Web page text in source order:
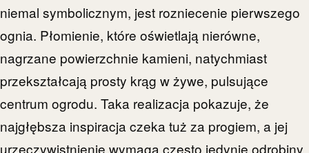
niemal symbolicznym, jest rozniecenie pierwszego
ognia. Płomienie, które oświetlają nierówne,
nagrzane powierzchnie kamieni, natychmiast
przekształcają prosty krąg w żywe, pulsujące
centrum ogrodu. Taka realizacja pokazuje, że
najgłębsza inspiracja czeka tuż za progiem, a jej
urzeczywistnienie wymaga często jedynie odrobiny